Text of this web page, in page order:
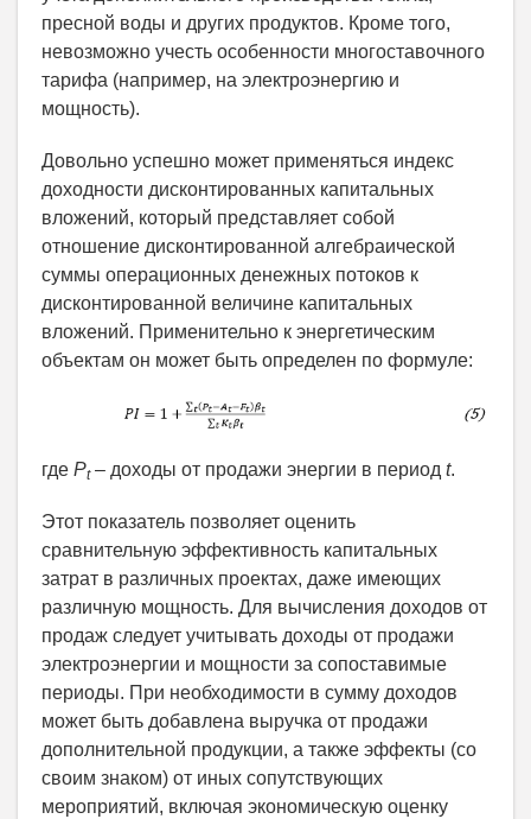
пресной воды и других продуктов. Кроме того,
невозможно учесть особенности многоставочного
тарифа (например, на электроэнергию и
мощность).
Довольно успешно может применяться индекс
доходности дисконтированных капитальных
вложений, который представляет собой
отношение дисконтированной алгебраической
суммы операционных денежных потоков к
дисконтированной величине капитальных
вложений. Применительно к энергетическим
объектам он может быть определен по формуле:
где Pt – доходы от продажи энергии в период t.
Этот показатель позволяет оценить
сравнительную эффективность капитальных
затрат в различных проектах, даже имеющих
различную мощность. Для вычисления доходов от
продаж следует учитывать доходы от продажи
электроэнергии и мощности за сопоставимые
периоды. При необходимости в сумму доходов
может быть добавлена выручка от продажи
дополнительной продукции, а также эффекты (со
своим знаком) от иных сопутствующих
мероприятий, включая экономическую оценку